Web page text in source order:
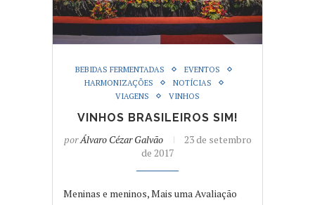
BEBIDAS FERMENTADAS
EVENTOS
HARMONIZAÇÕES
NOTÍCIAS
VIAGENS
VINHOS
VINHOS BRASILEIROS SIM!
porÁlvaro Cézar Galvão
23 de setembro
de 2017
Meninas e meninos, Mais uma Avaliação